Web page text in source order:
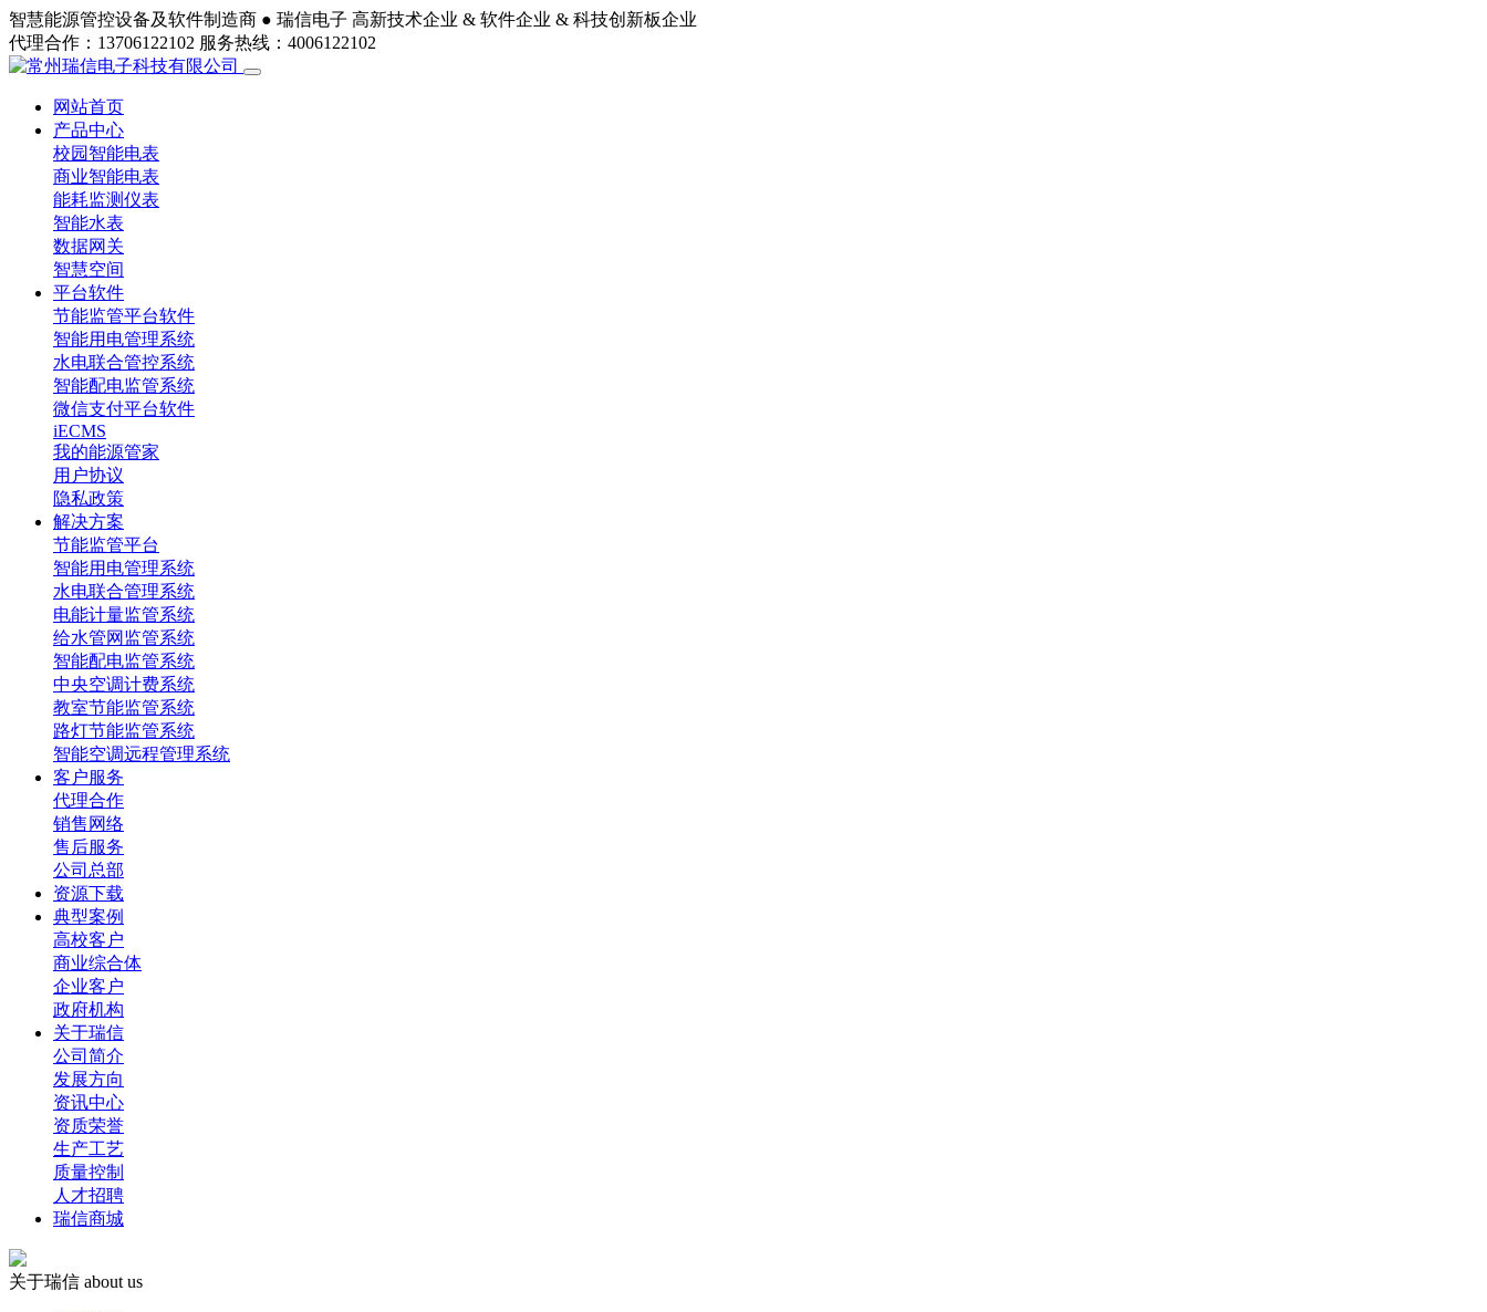
智慧能源管控设备及软件制造商 ● 瑞信电子 高新技术企业 & 软件企业 & 科技创新板企业
代理合作：13706122102 服务热线：4006122102
网站首页
产品中心
校园智能电表
商业智能电表
能耗监测仪表
智能水表
数据网关
智慧空间
平台软件
节能监管平台软件
智能用电管理系统
水电联合管控系统
智能配电监管系统
微信支付平台软件
iECMS
我的能源管家
用户协议
隐私政策
解决方案
节能监管平台
智能用电管理系统
水电联合管理系统
电能计量监管系统
给水管网监管系统
智能配电监管系统
中央空调计费系统
教室节能监管系统
路灯节能监管系统
智能空调远程管理系统
客户服务
代理合作
销售网络
售后服务
公司总部
资源下载
典型案例
高校客户
商业综合体
企业客户
政府机构
关于瑞信
公司简介
发展方向
资讯中心
资质荣誉
生产工艺
质量控制
人才招聘
瑞信商城
关于瑞信 about us